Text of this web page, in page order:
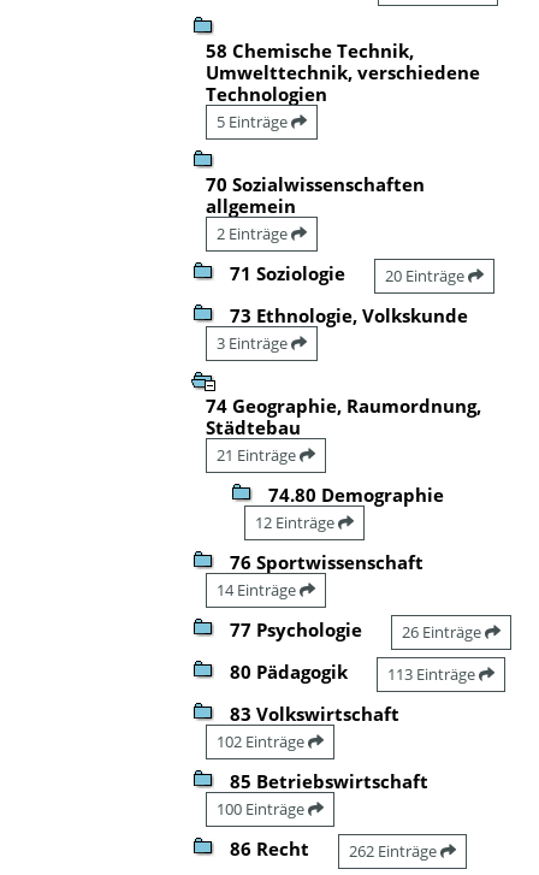
58 Chemische Technik,
Umwelttechnik, verschiedene
Technologien
5 Einträge
70 Sozialwissenschaften
allgemein
2 Einträge
71 Soziologie 20 Einträge
73 Ethnologie, Volkskunde
3 Einträge
74 Geographie, Raumordnung,
Städtebau
21 Einträge
74.80 Demographie
12 Einträge
76 Sportwissenschaft
14 Einträge
77 Psychologie 26 Einträge
80 Pädagogik 113 Einträge
83 Volkswirtschaft
102 Einträge
85 Betriebswirtschaft
100 Einträge
86 Recht 262 Einträge